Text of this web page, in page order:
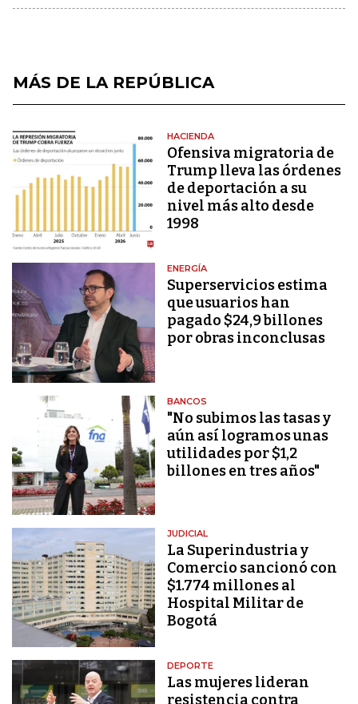
MÁS DE LA REPÚBLICA
HACIENDA
Ofensiva migratoria de
Trump lleva las órdenes
de deportación a su
nivel más alto desde
1998
ENERGÍA
Superservicios estima
que usuarios han
pagado $24,9 billones
por obras inconclusas
BANCOS
"No subimos las tasas y
aún así logramos unas
utilidades por $1,2
billones en tres años"
JUDICIAL
La Superindustria y
Comercio sancionó con
$1.774 millones al
Hospital Militar de
Bogotá
DEPORTE
Las mujeres lideran
resistencia contra